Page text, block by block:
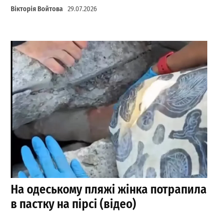
Вікторія Войтова 29.07.2026
На одеському пляжі жінка потрапила
в пастку на пірсі (відео)